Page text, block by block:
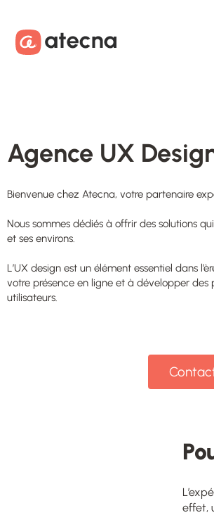
Agence UX
Bienvenue chez Atecna, votre partenaire
Nous sommes dédiés à offrir des solutions
et ses environs.
L’UX design est un élément essentiel dans
votre présence en ligne et à développer des
utilisateurs.
effet,